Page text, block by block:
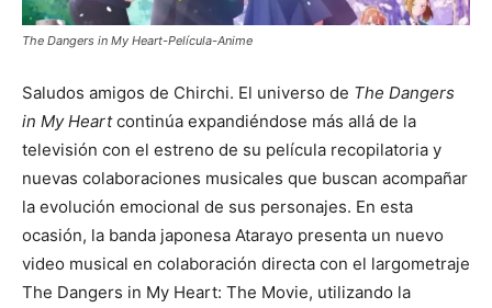
The Dangers in My Heart-Película-Anime
Saludos amigos de Chirchi. El universo de The Dangers
in My Heartcontinúa expandiéndose más allá de la
televisión con el estreno de su película recopilatoria y
nuevas colaboraciones musicales que buscan acompañar
la evolución emocional de sus personajes. En esta
ocasión, la banda japonesa Atarayo presenta un nuevo
video musical en colaboración directa con el largometraje
The Dangers in My Heart: The Movie, utilizando la